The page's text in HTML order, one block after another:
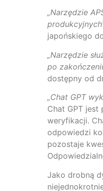
„Narzędzie
japońskiego
„Narzędzie
po
dostępny od
„Chat GPT
Chat GPT
weryfikacji.
odpowiedzi
pozostaje
Jako drobną